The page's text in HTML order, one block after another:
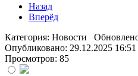
Назад
Вперёд
Категория: Новости
Опубликовано: 29.12.2025 16:51
Просмотров: 85